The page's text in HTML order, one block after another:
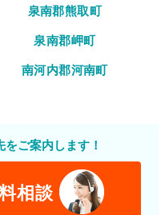
泉南郡熊取町
泉南郡岬町
南河内郡河南町
ご案内します！
相談